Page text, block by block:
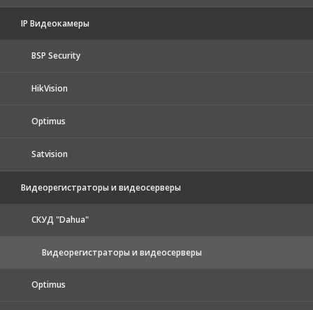
IP Видеокамеры
BSP Security
HikVision
Optimus
Satvision
Видеорегистраторы и видеосерверы
CКУД "Dahua"
Видеорегистраторы и видеосерверы
Optimus